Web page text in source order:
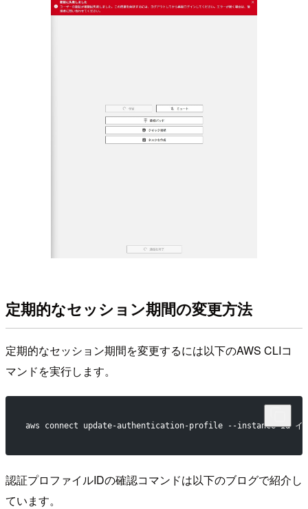
定期的なセッション期間の変更方法
定期的なセッション期間を変更するには以下のAWS CLIコ
マンドを実行します。
aws connect update-authentication-profile --instance-id イ
認証プロファイルIDの確認コマンドは以下のブログで紹介し
ています。